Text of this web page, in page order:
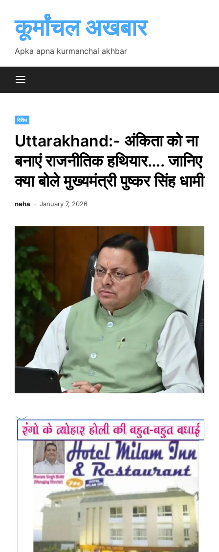
contentकूर्मांचल अखबार
Apka apna kurmanchal akhbar
विविध
Uttarakhand:- अंकिता को ना
बनाएं राजनीतिक हथियार…. जानिए
क्या बोले मुख्यमंत्री पुष्कर सिंह धामी
neha January 7, 2026